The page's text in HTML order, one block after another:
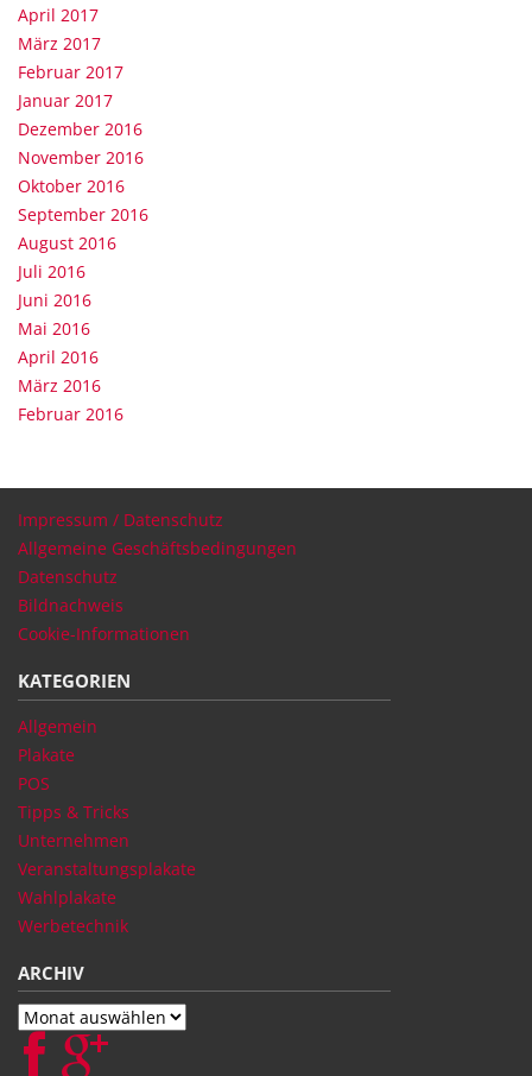
April 2017
März 2017
Februar 2017
Januar 2017
Dezember 2016
November 2016
Oktober 2016
September 2016
August 2016
Juli 2016
Juni 2016
Mai 2016
April 2016
März 2016
Februar 2016
Impressum / Datenschutz
Allgemeine Geschäftsbedingungen
Datenschutz
Bildnachweis
Cookie-Informationen
KATEGORIEN
Allgemein
Plakate
POS
Tipps & Tricks
Unternehmen
Veranstaltungsplakate
Wahlplakate
Werbetechnik
ARCHIV
Archiv